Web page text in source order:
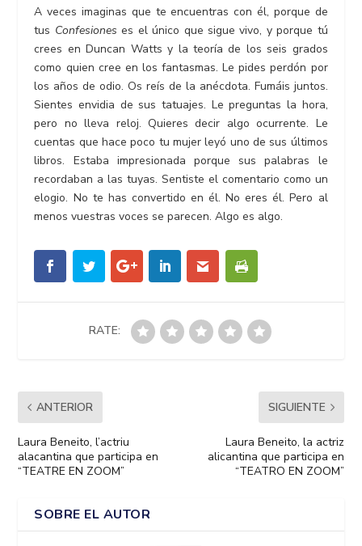
A veces imaginas que te encuentras con él, porque de
tus Confesiones es el único que sigue vivo, y porque tú
crees en Duncan Watts y la teoría de los seis grados
como quien cree en los fantasmas. Le pides perdón por
los años de odio. Os reís de la anécdota. Fumáis juntos.
Sientes envidia de sus tatuajes. Le preguntas la hora,
pero no lleva reloj. Quieres decir algo ocurrente. Le
cuentas que hace poco tu mujer leyó uno de sus últimos
libros. Estaba impresionada porque sus palabras le
recordaban a las tuyas. Sentiste el comentario como un
elogio. No te has convertido en él. No eres él. Pero al
menos vuestras voces se parecen. Algo es algo.
RATE:
ANTERIOR
Laura Beneito, l’actriu
alacantina que participa en
“TEATRE EN ZOOM”
SIGUIENTE
Laura Beneito, la actriz
alicantina que participa en
“TEATRO EN ZOOM”
SOBRE EL AUTOR